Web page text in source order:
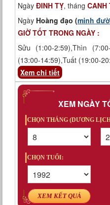
Ngày ĐINH TỴ, tháng CANH
Ngày Hoàng đạo (minh
GIỜ TỐT TRONG NGÀY :
Sửu (1:00-2:59),Thìn
(13:00-14:59),Tuất (19:00-
Xem chi tiết
XEM NGÀY
CHỌN THÁNG (DƯƠNG
CHỌN TUỔI:
XEM KẾT QUẢ